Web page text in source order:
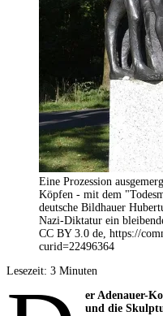
Eine Prozession
Köpfen - mit dem
deutsche Bildhauer
Nazi-Diktatur ein
CC BY 3.0 de, https://
curid=22496364
Lesezeit: 3 Minuten
er Adenauer-
und die